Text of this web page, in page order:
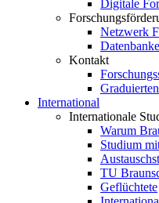
Digitale
Netzwerk
Kontakt
International
Internationale
Warum
Studium
TU
Geflüchtete